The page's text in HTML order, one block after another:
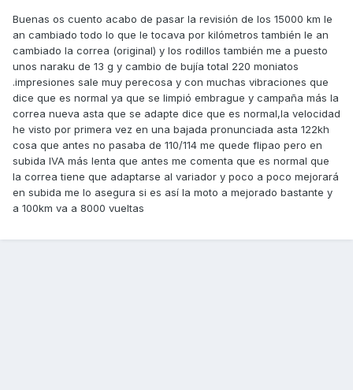
Buenas os cuento acabo de pasar la revisión de los 15000 km le
an cambiado todo lo que le tocava por kilómetros también le an
cambiado la correa (original) y los rodillos también me a puesto
unos naraku de 13 g y cambio de bujía total 220 moniatos
.impresiones sale muy perecosa y con muchas vibraciones que
dice que es normal ya que se limpió embrague y campaña más la
correa nueva asta que se adapte dice que es normal,la velocidad
he visto por primera vez en una bajada pronunciada asta 122kh
cosa que antes no pasaba de 110/114 me quede flipao pero en
subida IVA más lenta que antes me comenta que es normal que
la correa tiene que adaptarse al variador y poco a poco mejorará
en subida me lo asegura si es así la moto a mejorado bastante y
a 100km va a 8000 vueltas